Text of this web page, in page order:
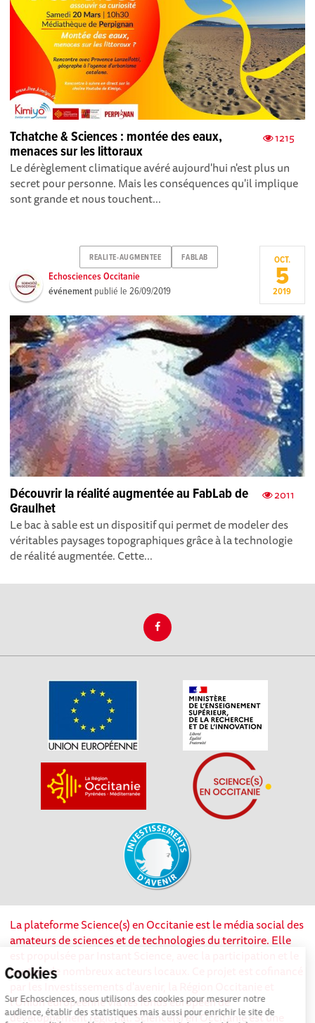
Cookies
Sur Echosciences, nous utilisons des cookies pour mesurer notre
audience, établir des statistiques mais aussi pour enrichir le site de
1215
Tchatche & Sciences : montée des eaux,
menaces sur les littoraux
Le dérèglement climatique avéré aujourd'hui n'est plus un
secret pour personne. Mais les conséquences qu'il implique
sont grande et nous touchent...
REALITE-AUGMENTEE FABLAB
Echosciences Occitanie
événement publié le26/09/2019
OCT.
5
2019
2011
Découvrir la réalité augmentée au FabLab de
Graulhet
Le bac à sable est un dispositif qui permet de modeler des
véritables paysages topographiques grâce à la technologie
de réalité augmentée. Cette...
La plateforme Science(s) en Occitanie est le média social des
amateurs de sciences et de technologies du territoire. Elle
soutien de nombreux acteurs locaux. Ce projet est cofinancé
l’Union européenne via les fonds européen de
développement régional. Science(s) en Occitanie est une